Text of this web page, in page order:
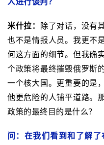
人进行谈判？
米什拉：
除了对话，没有
也不是情报人员。我更不
何这方面的细节。但我确
个政策将最终摧毁俄罗斯
一个核大国。更重要的是
他更危险的人铺平道路。
政策的最终目的是什么？
问：在我们看到和了解